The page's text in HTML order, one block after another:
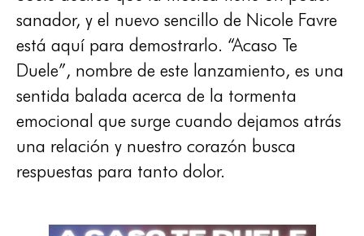
sanador, y el nuevo sencillo de Nicole Favre
está aquí para demostrarlo. “Acaso Te
Duele”, nombre de este lanzamiento, es una
sentida balada acerca de la tormenta
emocional que surge cuando dejamos atrás
una relación y nuestro corazón busca
respuestas para tanto dolor.